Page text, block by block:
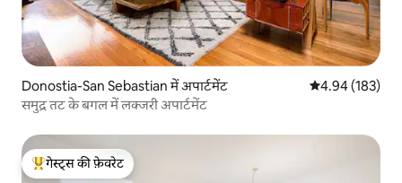
Donostia-San Sebastian में अपार्टमेंट औसत रेटिंग 5 में से
4.94 (183)
समुद्र तट के बगल में लक्जरी अपार्टमेंट
गेस्ट्स का टॉप फ़ेवरेट
गेस्ट्स की फ़ेवरेट